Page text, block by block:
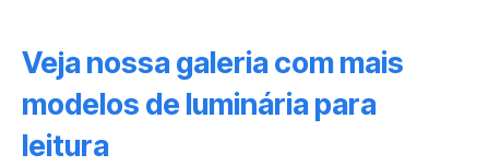
Veja nossa galeria com mais
modelos de luminária para
leitura